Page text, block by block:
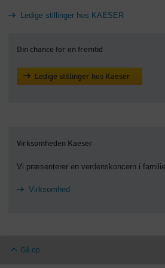
Ledige stillinger hos KAESER
Din chance for en fremtid
Ledige stillinger hos Kaeser
Virksomheden Kaeser
Vi præsenterer en verdenskoncern i
Virksomhed
Gå op